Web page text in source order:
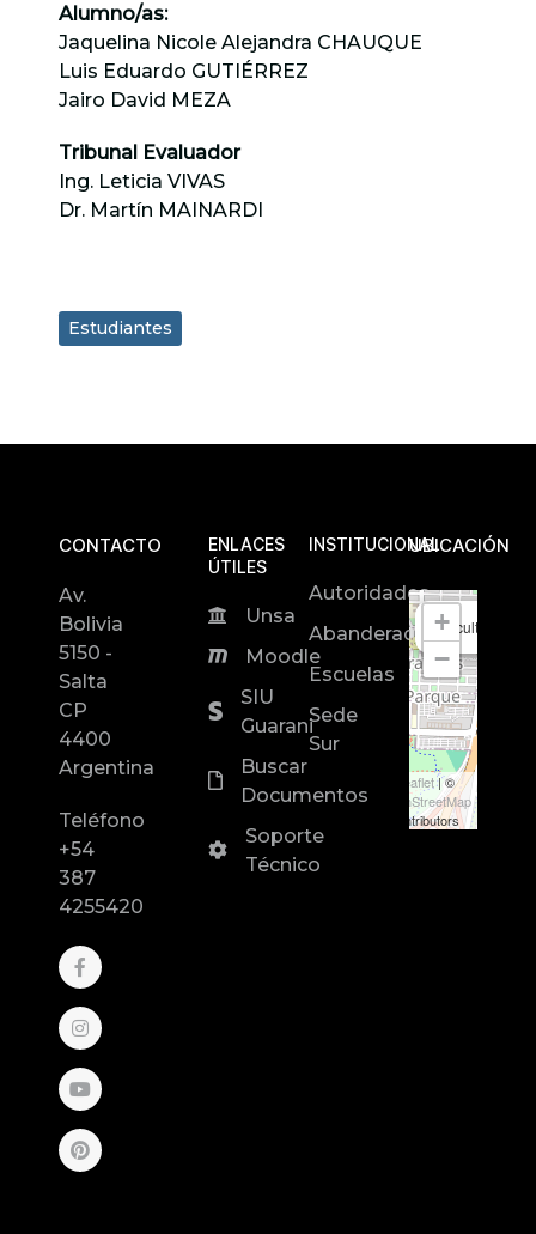
Alumno/as:
Jaquelina Nicole Alejandra CHAUQUE
Luis Eduardo GUTIÉRREZ
Jairo David MEZA
Tribunal Evaluador
Ing. Leticia VIVAS
Dr. Martín MAINARDI
Estudiantes
CONTACTO
Av.
Bolivia
5150 -
Salta
CP
4400
Argentina
Teléfono
+54
387
4255420
ENLACES
ÚTILES
Unsa
Moodle
SIU
Guarani
Buscar
Documentos
Soporte
Técnico
INSTITUCIONAL
Autoridades
Abanderados
Escuelas
Sede
Sur
UBICACIÓN
Facultad de
+
−
Leaflet| ©
OpenStreetMap
contributors